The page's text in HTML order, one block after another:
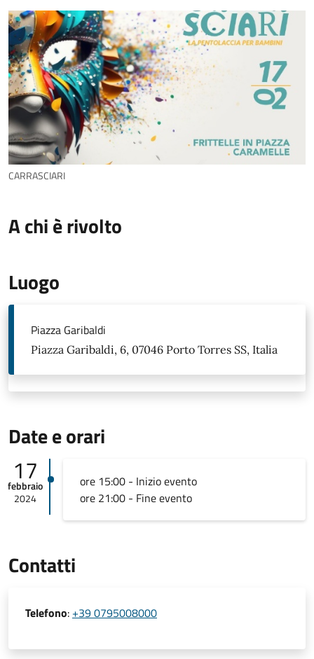
CARRASCIARI
A chi è rivolto
Luogo
Piazza Garibaldi
Piazza Garibaldi, 6, 07046 Porto Torres SS, Italia
Date e orari
17
febbraio
2024
ore 15:00 - Inizio evento
ore 21:00 - Fine evento
Contatti
Telefono: +39 0795008000